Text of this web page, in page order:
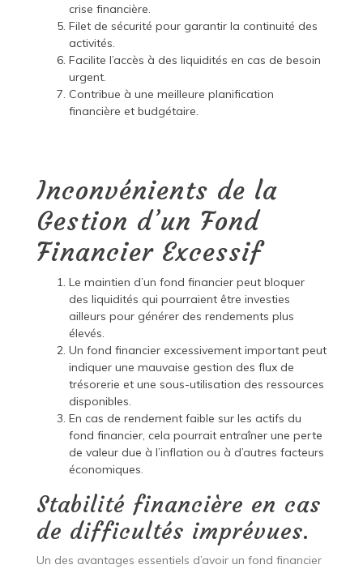
crise financière.
Filet de sécurité pour garantir la continuité des
activités.
Facilite l’accès à des liquidités en cas de besoin
urgent.
Contribue à une meilleure planification
financière et budgétaire.
Inconvénients de la
Gestion d’un Fond
Financier Excessif
Le maintien d’un fond financier peut bloquer
des liquidités qui pourraient être investies
ailleurs pour générer des rendements plus
élevés.
Un fond financier excessivement important peut
indiquer une mauvaise gestion des flux de
trésorerie et une sous-utilisation des ressources
disponibles.
En cas de rendement faible sur les actifs du
fond financier, cela pourrait entraîner une perte
de valeur due à l’inflation ou à d’autres facteurs
économiques.
Stabilité financière en cas
de difficultés imprévues.
Un des avantages essentiels d’avoir un fond financier